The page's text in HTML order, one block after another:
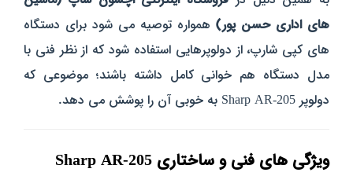
های اداری حسن‌ پور) همواره توصیه می‌ شود برای دستگاه‌
های کپی شارپ، از دولوپرهایی استفاده شود که از نظر فنی با
مدل دستگاه هم‌ خوانی کامل داشته باشند؛ موضوعی که
دولوپر Sharp AR-205 به‌ خوبی آن را پوشش می‌ دهد.
ویژگی‌ های فنی و ساختاری Sharp AR-205